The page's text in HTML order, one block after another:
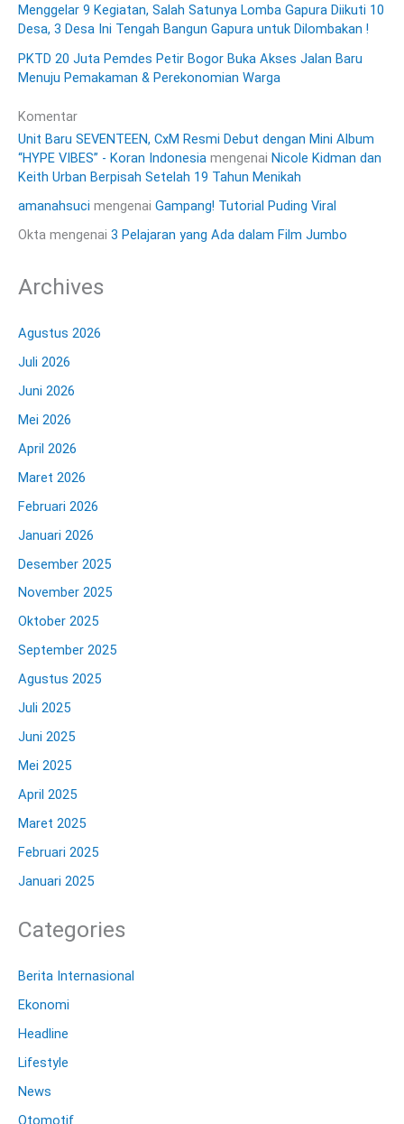
Menggelar 9 Kegiatan, Salah Satunya Lomba Gapura Diikuti 10
Desa, 3 Desa Ini Tengah Bangun Gapura untuk Dilombakan !
PKTD 20 Juta Pemdes Petir Bogor Buka Akses Jalan Baru
Menuju Pemakaman & Perekonomian Warga
Komentar
Unit Baru SEVENTEEN, CxM Resmi Debut dengan Mini Album
“HYPE VIBES” - Koran Indonesia mengenai Nicole Kidman dan
Keith Urban Berpisah Setelah 19 Tahun Menikah
amanahsuci mengenai Gampang! Tutorial Puding Viral
Okta mengenai 3 Pelajaran yang Ada dalam Film Jumbo
Archives
Agustus 2026
Juli 2026
Juni 2026
Mei 2026
April 2026
Maret 2026
Februari 2026
Januari 2026
Desember 2025
November 2025
Oktober 2025
September 2025
Agustus 2025
Juli 2025
Juni 2025
Mei 2025
April 2025
Maret 2025
Februari 2025
Januari 2025
Categories
Berita Internasional
Ekonomi
Headline
Lifestyle
News
Otomotif